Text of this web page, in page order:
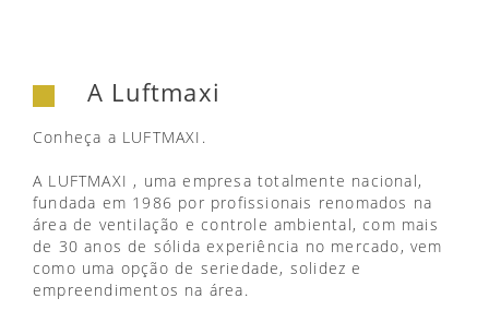
A Luftmaxi
Conheça a LUFTMAXI.
A LUFTMAXI , uma empresa totalmente nacional,
fundada em 1986 por profissionais renomados na
área de ventilação e controle ambiental, com mais
de 30 anos de sólida experiência no mercado, vem
como uma opção de seriedade, solidez e
empreendimentos na área.